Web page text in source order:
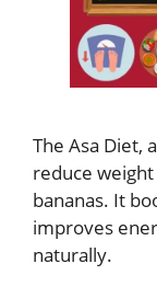
The Asa Diet,
reduce
bananas. It
improves
naturally.